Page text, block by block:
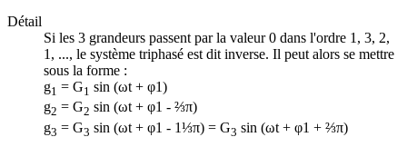
Détail
Si les 3 grandeurs passent par la valeur 0 dans l'ordre 1, 3, 2,
1, ..., le système triphasé est dit inverse. Il peut alors se mettre
sous la forme :
g1 = G1 sin (ωt + φ1)
g2 = G2 sin (ωt + φ1 - ⅔π)
g3 = G3 sin (ωt + φ1 - 1⅓π) = G3 sin (ωt + φ1 + ⅔π)